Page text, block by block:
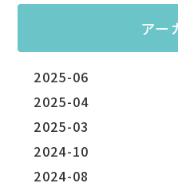
アー
2025-06
2025-04
2025-03
2024-10
2024-08